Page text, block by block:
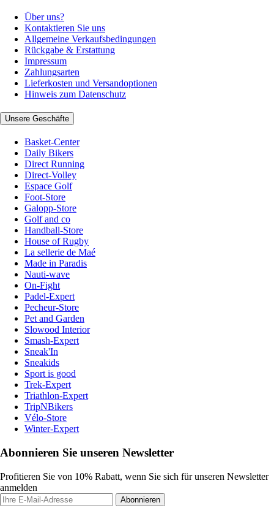
Über uns?
Kontaktieren Sie uns
Allgemeine Verkaufsbedingungen
Rückgabe & Erstattung
Impressum
Zahlungsarten
Lieferkosten und Versandoptionen
Hinweis zum Datenschutz
Unsere Geschäfte
Basket-Center
Daily Bikers
Direct Running
Direct-Volley
Espace Golf
Foot-Store
Galopp-Store
Golf and co
Handball-Store
House of Rugby
La sellerie de Maé
Made in Paradis
Nauti-wave
On-Fight
Padel-Expert
Pecheur-Store
Pet and Garden
Slowood Interior
Smash-Expert
Sneak'In
Sneakids
Sport is good
Trek-Expert
Triathlon-Expert
TripNBikers
Vélo-Store
Winter-Expert
Abonnieren Sie unseren Newsletter
Profitieren Sie von 10% Rabatt, wenn Sie sich für unseren Newsletter
anmelden
Abonnieren